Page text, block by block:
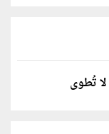
لا تُطوى